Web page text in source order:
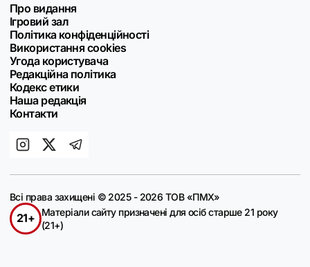
Про видання
Ігровий зал
Політика конфіденційності
Використання cookies
Угода користувача
Редакційна політика
Кодекс етики
Наша редакція
Контакти
Всі права захищені © 2025 - 2026 ТОВ «ПМХ»
21+
Матеріали сайту призначені для осіб старше 21 року
(21+)